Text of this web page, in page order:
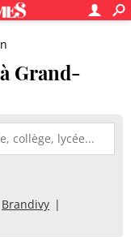
Grand-
Brandivy